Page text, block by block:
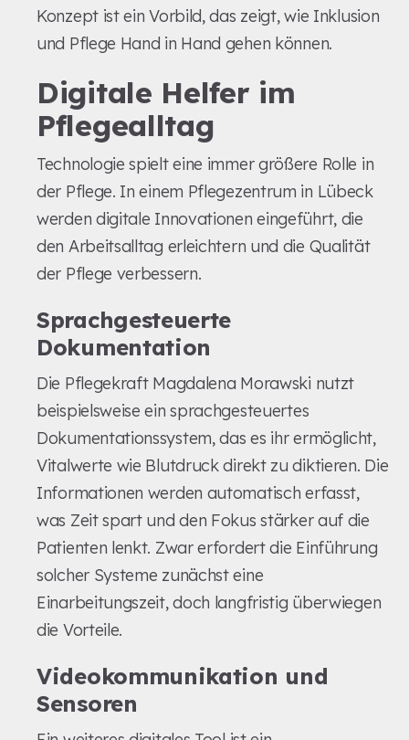
Konzept ist ein Vorbild, das zeigt, wie Inklusion
und Pflege Hand in Hand gehen können.
Digitale Helfer im
Pflegealltag
Technologie spielt eine immer größere Rolle in
der Pflege. In einem Pflegezentrum in Lübeck
werden digitale Innovationen eingeführt, die
den Arbeitsalltag erleichtern und die Qualität
der Pflege verbessern.
Sprachgesteuerte
Dokumentation
Die Pflegekraft Magdalena Morawski nutzt
beispielsweise ein sprachgesteuertes
Dokumentationssystem, das es ihr ermöglicht,
Vitalwerte wie Blutdruck direkt zu diktieren. Die
Informationen werden automatisch erfasst,
was Zeit spart und den Fokus stärker auf die
Patienten lenkt. Zwar erfordert die Einführung
solcher Systeme zunächst eine
Einarbeitungszeit, doch langfristig überwiegen
die Vorteile.
Videokommunikation und
Sensoren